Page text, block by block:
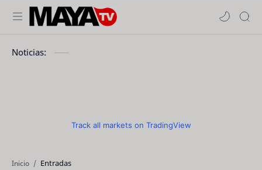
Noticias:
Track all markets on TradingView
Inicio Entradas